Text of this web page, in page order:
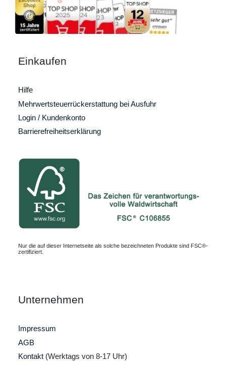
Einkaufen
Hilfe
Mehrwertsteuerrückerstattung bei Ausfuhr
Login / Kundenkonto
Barrierefreiheitserklärung
Nur die auf dieser Internetseite als solche bezeichneten Produkte sind FSC®-
zertifiziert.
Unternehmen
Impressum
AGB
Kontakt (Werktags von 8-17 Uhr)